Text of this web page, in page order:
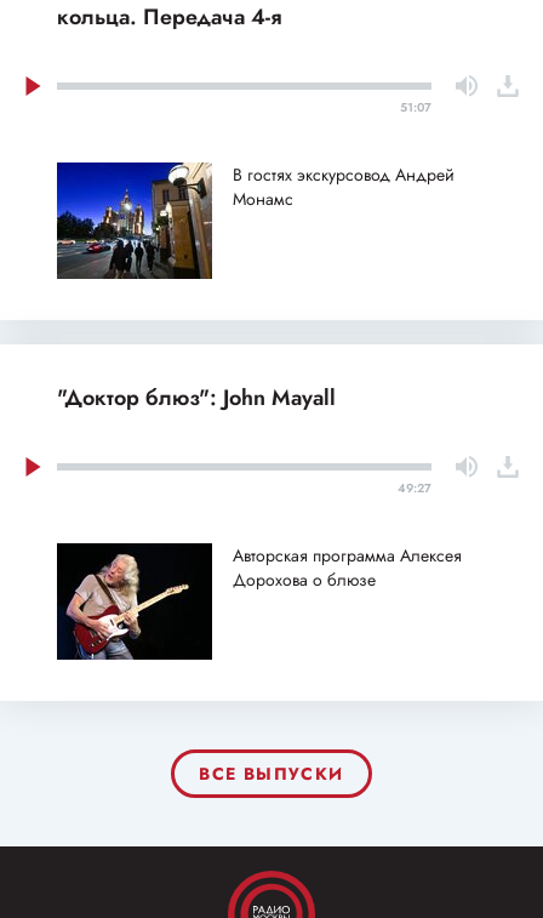
кольца. Передача 4-я
51:07
В гостях экскурсовод Андрей
Монамс
"Доктор блюз": John Mayall
49:27
Авторская программа Алексея
Дорохова о блюзе
ВСЕ ВЫПУСКИ